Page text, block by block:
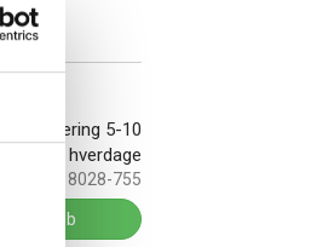
Levering 5-10
hverdage
18028-755
Køb